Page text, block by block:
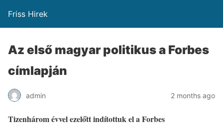
Friss Hirek
Az első magyar politikus a Forbes
címlapján
admin 2 months ago
Tizenhárom évvel ezelőtt indítottuk el a Forbes